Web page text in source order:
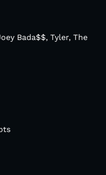
Bada$$, Tyler, The